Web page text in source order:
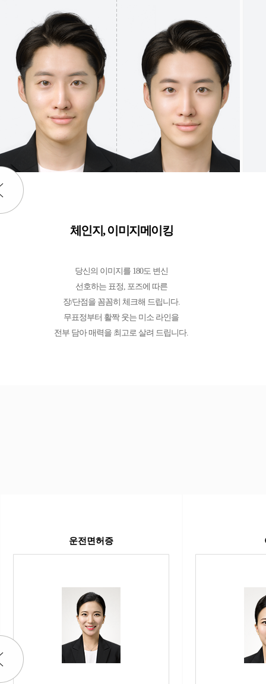
체인지, 이미지메이킹
당신의 이미지를 180도 변신
선호하는 표정, 포즈에 따른
장/단점을 꼼꼼히 체크해 드립니다.
무표정부터 활짝 웃는 미소 라인을
전부 담아 매력을 최고로 살려 드립니다.
운전면허증